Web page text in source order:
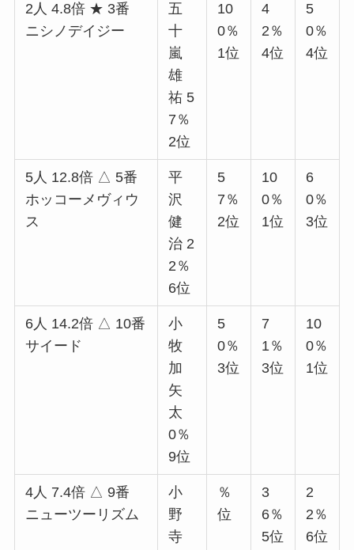
2人 4.8倍 ★ 3番
ニシノデイジー
五
十
嵐
雄
祐 5
7％
2位
10
0％
1位
4
2％
4位
5
0％
4位
5人 12.8倍 △ 5番
ホッコーメヴィウ
ス
平
沢
健
治 2
2％
6位
5
7％
2位
10
0％
1位
6
0％
3位
6人 14.2倍 △ 10番
サイード
小
牧
加
矢
太
0％
9位
5
0％
3位
7
1％
3位
10
0％
1位
4人 7.4倍 △ 9番
ニューツーリズム
小
野
寺
％
位
3
6％
5位
2
2％
6位